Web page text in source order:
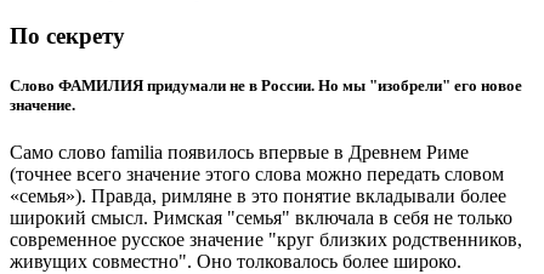
По секрету
Слово ФАМИЛИЯ придумали не в России. Но мы "изобрели" его новое
значение.
Само слово familia появилось впервые в Древнем Риме
(точнее всего значение этого слова можно передать словом
«семья»). Правда, римляне в это понятие вкладывали более
широкий смысл. Римская "семья" включала в себя не только
современное русское значение "круг близких родственников,
живущих совместно". Оно толковалось более широко.